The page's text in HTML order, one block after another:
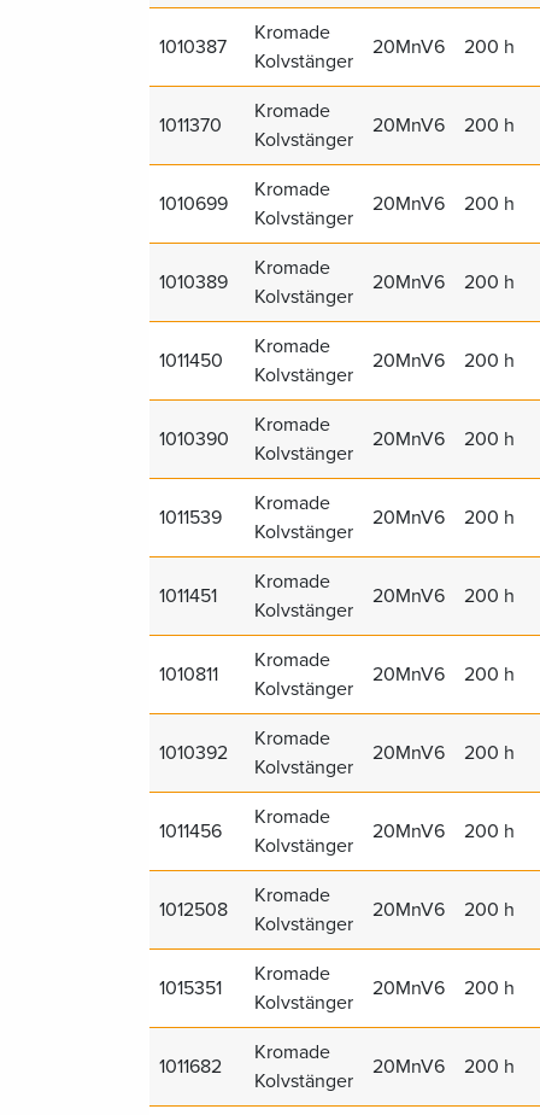
1010387
Kromade
Kolvstänger
20MnV6 200 h
1011370
Kromade
Kolvstänger
20MnV6 200 h
1010699
Kromade
Kolvstänger
20MnV6 200 h
1010389
Kromade
Kolvstänger
20MnV6 200 h
1011450
Kromade
Kolvstänger
20MnV6 200 h
1010390
Kromade
Kolvstänger
20MnV6 200 h
1011539
Kromade
Kolvstänger
20MnV6 200 h
1011451
Kromade
Kolvstänger
20MnV6 200 h
1010811
Kromade
Kolvstänger
20MnV6 200 h
1010392
Kromade
Kolvstänger
20MnV6 200 h
1011456
Kromade
Kolvstänger
20MnV6 200 h
1012508
Kromade
Kolvstänger
20MnV6 200 h
1015351
Kromade
Kolvstänger
20MnV6 200 h
1011682
Kromade
Kolvstänger
20MnV6 200 h